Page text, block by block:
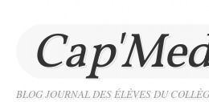
BLOG JOURNAL DES ÉLÈVES DU